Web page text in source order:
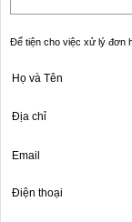
Để tiện cho việc xử lý đơn
Họ và Tên
Địa chỉ
Email
Điện thoại